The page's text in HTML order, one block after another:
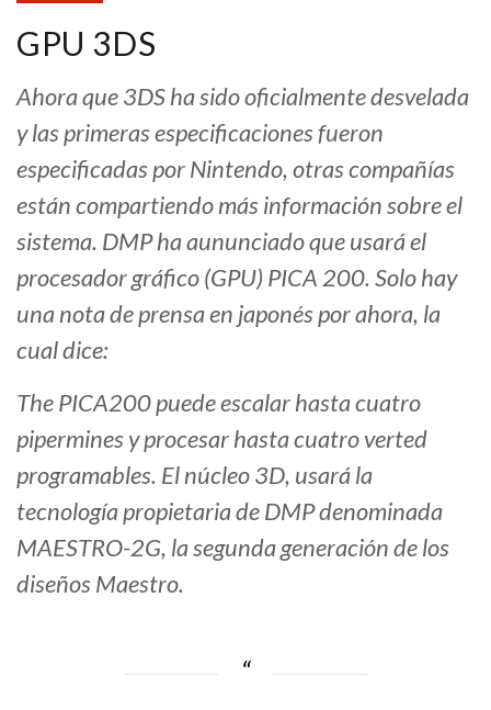
GPU 3DS
Ahora que 3DS ha sido oficialmente desvelada
y las primeras especificaciones fueron
especificadas por Nintendo, otras compañías
están compartiendo más información sobre el
sistema. DMP ha aununciado que usará el
procesador gráfico (GPU) PICA 200. Solo hay
una nota de prensa en japonés por ahora, la
cual dice:
The PICA200 puede escalar hasta cuatro
pipermines y procesar hasta cuatro verted
programables. El núcleo 3D, usará la
tecnología propietaria de DMP denominada
MAESTRO-2G, la segunda generación de los
diseños Maestro.